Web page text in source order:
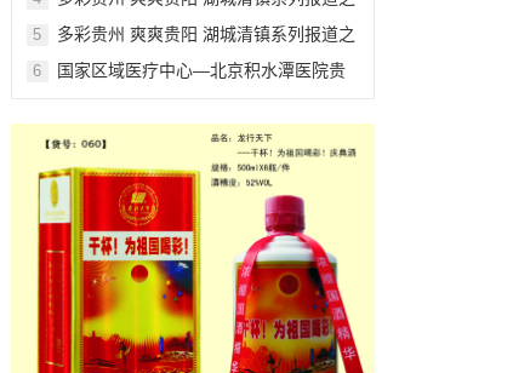
5
多彩贵州 爽爽贵阳 湖城清镇系列报道之
6
国家区域医疗中心—北京积水潭医院贵